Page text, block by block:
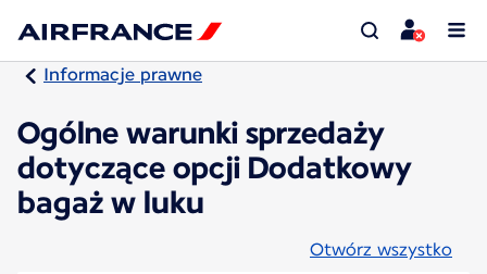
Informacje prawne
Ogólne warunki sprzedaży
dotyczące opcji Dodatkowy
bagaż w luku
Otwórz wszystko